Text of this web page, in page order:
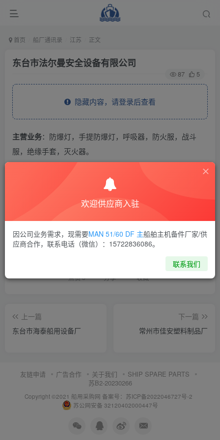
首页 船厂通讯录 江苏 正文
东台市法尔曼安全设备有限公司
87 5
隐藏内容，请登录后查看
主营业务：防爆灯，手提防爆灯，呼吸器，防火服，战斗
服，绝缘手套，灭火器。
THE END
江苏
喜欢就支持一下吧
点赞5 分享 收藏
上一篇
东台市海泰船用设备厂
下一篇
常州市佳安塑料制品厂
友链申请 广告合作 关于我们
SHIP SPARE PARTS
苏B2-20230266
Copyright ©2021 船用采购网 备案号：苏ICP备2022046727号-2
苏公网安备 32120402000447号
欢迎供应商入驻
因公司业务需求，现需要MAN 51/60 DF 主船舶主机备件厂家/供
应商合作，联系电话（微信）：15722836086。
联系我们